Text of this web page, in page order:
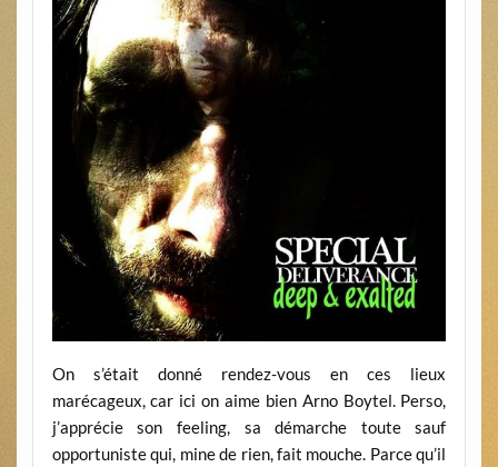
On s’était donné rendez-vous en ces lieux
marécageux, car ici on aime bien Arno Boytel. Perso,
j’apprécie son feeling, sa démarche toute sauf
opportuniste qui, mine de rien, fait mouche. Parce qu’il